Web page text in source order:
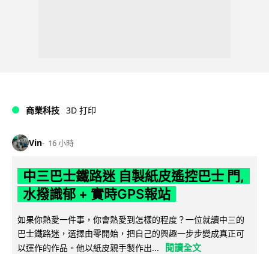
商業科技 3D 打印
Vin 16 小時
中三巴士鐵路迷 自製紙皮遙控巴士 門,
水撥識郁 + 實時GPS報站
如果你熱愛一件事，你會熱愛到怎樣的程度？一位就讀中三的
巴士鐵路迷，選擇由零開始，把自己的興趣一步步變成真正可
以運作的作品。他以紙皮親手製作出...
閱讀全文